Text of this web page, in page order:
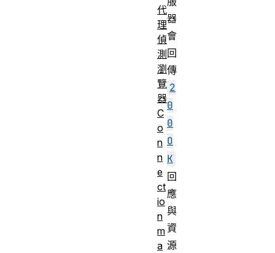
器
會
回
傳
2
0
0
O
K
回
應
與
資
源
代
理
偵
測
瀏
覽
器
C
o
n
n
e
ct
io
n
m
a